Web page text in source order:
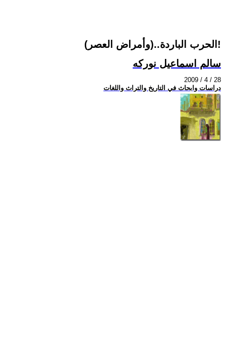
الحرب الباردة..(وأمراض العصر)!
سالم اسماعيل نوركه
2009 / 4 / 28
دراسات وابحاث في التاريخ والتراث واللغات